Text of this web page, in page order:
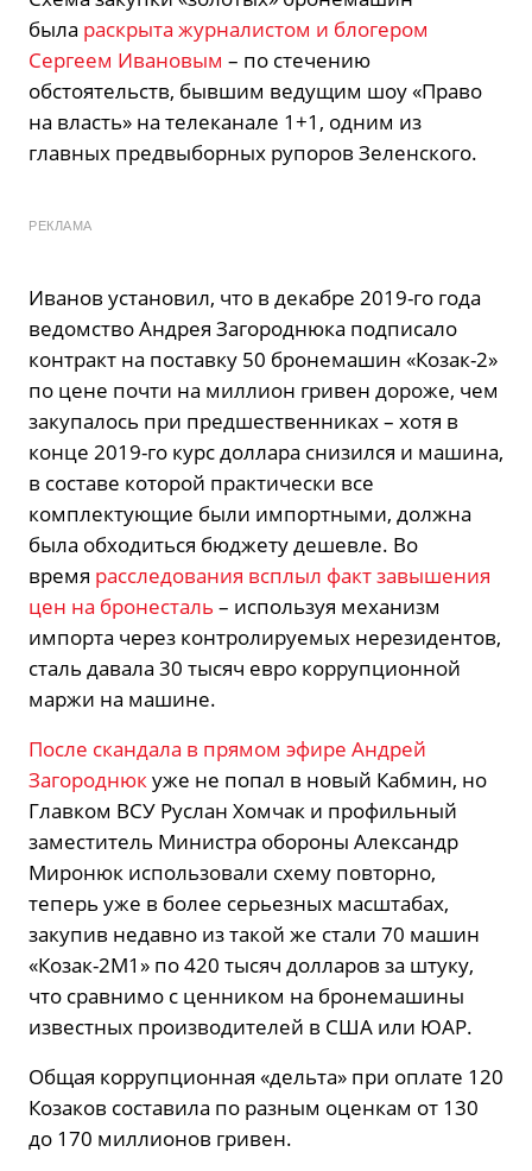
была раскрыта журналистом и блогером
Сергеем Ивановым – по стечению
обстоятельств, бывшим ведущим шоу «Право
на власть» на телеканале 1+1, одним из
главных предвыборных рупоров Зеленского.
РЕКЛАМА
Иванов установил, что в декабре 2019-го года
ведомство Андрея Загороднюка подписало
контракт на поставку 50 бронемашин «Козак-2»
по цене почти на миллион гривен дороже, чем
закупалось при предшественниках – хотя в
конце 2019-го курс доллара снизился и машина,
в составе которой практически все
комплектующие были импортными, должна
была обходиться бюджету дешевле. Во
время расследования всплыл факт завышения
цен на бронесталь – используя механизм
импорта через контролируемых нерезидентов,
сталь давала 30 тысяч евро коррупционной
маржи на машине.
После скандала в прямом эфире Андрей
Загороднюкуже не попал в новый Кабмин, но
Главком ВСУ Руслан Хомчак и профильный
заместитель Министра обороны Александр
Миронюк использовали схему повторно,
теперь уже в более серьезных масштабах,
закупив недавно из такой же стали 70 машин
«Козак-2М1» по 420 тысяч долларов за штуку,
что сравнимо с ценником на бронемашины
известных производителей в США или ЮАР.
Общая коррупционная «дельта» при оплате 120
Козаков составила по разным оценкам от 130
до 170 миллионов гривен.